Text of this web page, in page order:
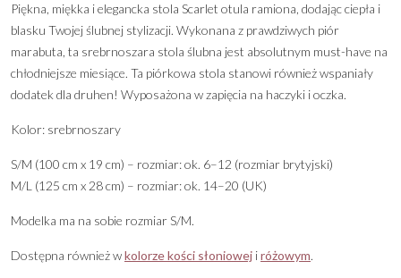
Piękna, miękka i elegancka stola Scarlet otula ramiona, dodając ciepła i
blasku Twojej ślubnej stylizacji. Wykonana z prawdziwych piór
marabuta, ta srebrnoszara stola ślubna jest absolutnym must-have na
chłodniejsze miesiące. Ta piórkowa stola stanowi również wspaniały
dodatek dla druhen! Wyposażona w zapięcia na haczyki i oczka.
Kolor: srebrnoszary
S/M (100 cm x 19 cm) – rozmiar: ok. 6–12 (rozmiar brytyjski)
M/L (125 cm x 28 cm) – rozmiar: ok. 14–20 (UK)
Modelka ma na sobie rozmiar S/M.
Dostępna również wkolorze kości słoniowej iróżowym.